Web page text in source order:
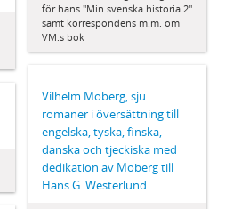
för hans "Min svenska historia 2"
samt korrespondens m.m. om
VM:s bok
Vilhelm Moberg, sju
romaner i översättning till
engelska, tyska, finska,
danska och tjeckiska med
dedikation av Moberg till
Hans G. Westerlund